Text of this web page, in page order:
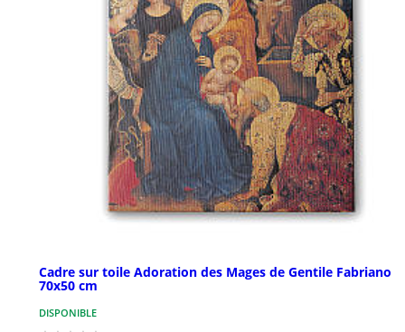
Cadre sur toile Adoration des Mages de Gentile Fabriano
70x50 cm
DISPONIBLE